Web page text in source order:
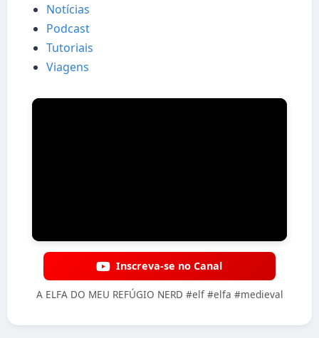
Notícias
Podcast
Tutoriais
Viagens
Inscreva-se no Canal
A ELFA DO MEU REFÚGIO NERD #elf #elfa #medieval